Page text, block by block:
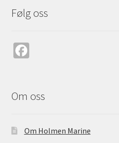
Følg oss
Fa
o
k
Om oss
Om Holmen Marine